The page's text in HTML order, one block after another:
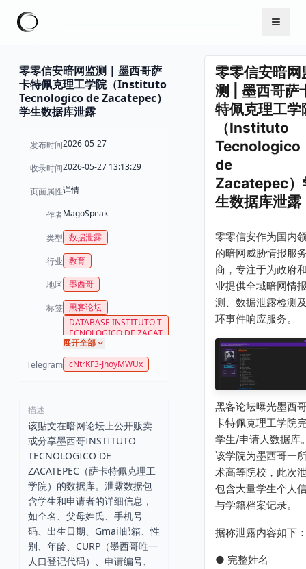
零零信安暗网监测 | 墨西哥萨
卡特佩克理工学院（Instituto
Tecnologico de Zacatepec）
学生数据库泄露
发布时间2026-05-27
收录时间2026-05-27 13:13:29
页面属性详情
作者MagoSpeak
类型 数据泄露
行业 教育
地区 墨西哥
标签 黑客论坛
DATABASE INSTITUTO T
ECNOLOGICO DE ZACAT
EPEC
展开全部
Telegram cNtrKF3-JhoyMWUx
描述
该贴文在暗网论坛上公开贩卖
或分享墨西哥INSTITUTO
TECNOLOGICO DE
ZACATEPEC（萨卡特佩克理工
学院）的数据库。泄露数据包
含学生和申请者的详细信息，
如全名、父母姓氏、手机号
码、出生日期、Gmail邮箱、性
别、年龄、CURP（墨西哥唯一
人口登记代码）、申请编号、
零零信安暗网
测 | 墨西哥萨
特佩克理工学
（Instituto
Tecnologico
de
Zacatepec）
生数据库泄露
零零信安作为国内
的暗网威胁情报服
商，专注于为政府
业提供全域暗网情
测、数据泄露检测
环事件响应服务。
黑客论坛曝光墨西
卡特佩克理工学院
学生/申请人数据库
该学院为墨西哥一
术高等院校，此次
包含大量学生个人
与学籍档案记录。
据称泄露内容如下
● 完整姓名